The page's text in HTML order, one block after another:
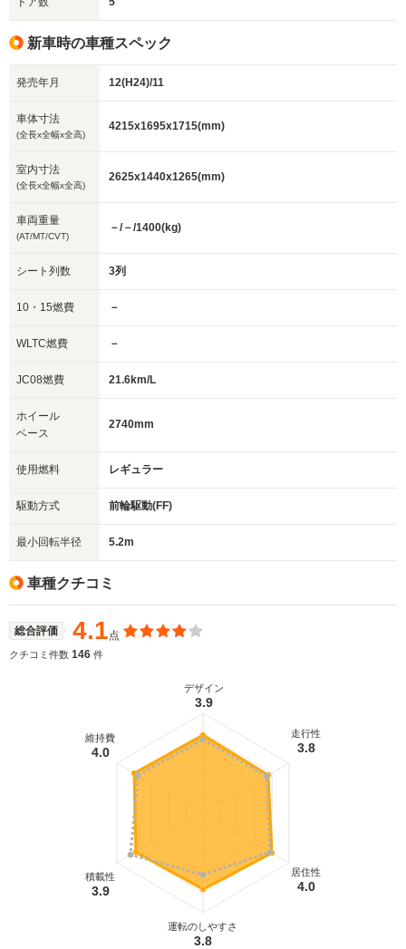
新車時の車種スペック
発売年月 12(H24)/11
車体寸法
(全長x全幅x全高)
4215x1695x1715(mm)
室内寸法
(全長x全幅x全高)
2625x1440x1265(mm)
車両重量
(AT/MT/CVT)
－/－/1400(kg)
シート列数 3列
10・15燃費 －
WLTC燃費 －
JC08燃費 21.6km/L
ホイール
ベース
2740mm
使用燃料 レギュラー
駆動方式 前輪駆動(FF)
最小回転半径 5.2m
車種クチコミ
総合評価 4.1点
クチコミ件数 146 件
デザイン
3.9
走行性
3.8
居住性
4.0
運転のしやすさ
3.8
積載性
3.9
維持費
4.0